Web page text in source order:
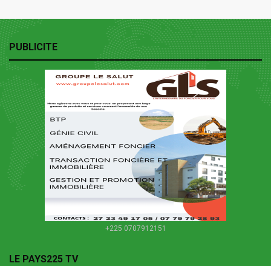
PUBLICITE
+225 0707912151
LE PAYS225 TV